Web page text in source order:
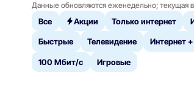
Данные обновляются еженедельно; текущая
Все Акции Только интернет
Быстрые Телевидение Интернет
100 Мбит/с Игровые